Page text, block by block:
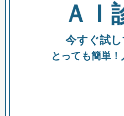
全国の検索結果を含めて
助成金 融資
ＡＩ
今すぐ試
とっても簡単